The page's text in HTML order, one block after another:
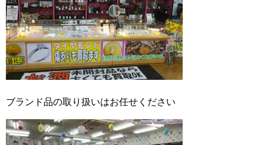
ブランド品の取り扱いはお任せください